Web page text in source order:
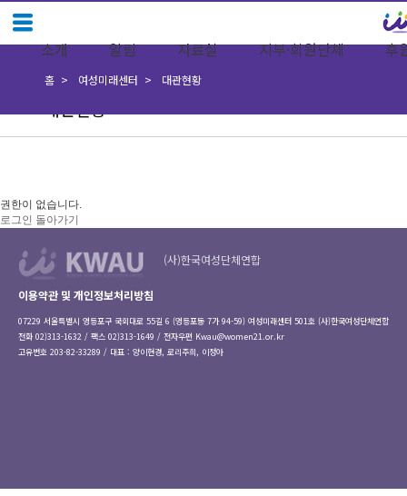
소개 알림 자료실 지부·회원단체 후
대관현황
홈 여성미래센터 대관현황
권한이 없습니다.
로그인 돌아가기
(사)한국여성단체연합
이용약관 및 개인정보처리방침
07229 서울특별시 영등포구 국회대로 55길 6 (영등포동 7가 94-59) 여성미래센터 501호 (사)한국여성단체연합
전화 02)313-1632 / 팩스 02)313-1649 / 전자우편 Kwau@women21.or.kr
고유번호 203-82-33289 / 대표 : 양이현경, 로리주희, 이정아